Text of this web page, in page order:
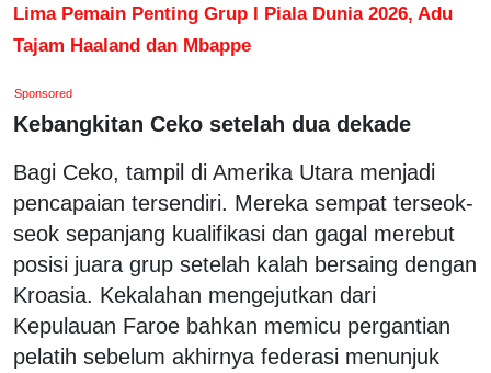
Lima Pemain Penting Grup I Piala Dunia 2026, Adu
Tajam Haaland dan Mbappe
Sponsored
Kebangkitan Ceko setelah dua dekade
Bagi Ceko, tampil di Amerika Utara menjadi
pencapaian tersendiri. Mereka sempat terseok-
seok sepanjang kualifikasi dan gagal merebut
posisi juara grup setelah kalah bersaing dengan
Kroasia. Kekalahan mengejutkan dari
Kepulauan Faroe bahkan memicu pergantian
pelatih sebelum akhirnya federasi menunjuk